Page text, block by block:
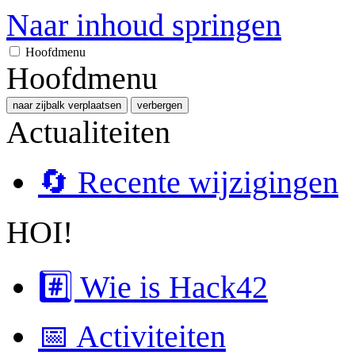
Naar inhoud springen
Hoofdmenu
Hoofdmenu
naar zijbalk verplaatsen verbergen
Actualiteiten
🔄 Recente wijzigingen
HOI!
#️⃣ Wie is Hack42
📅 Activiteiten